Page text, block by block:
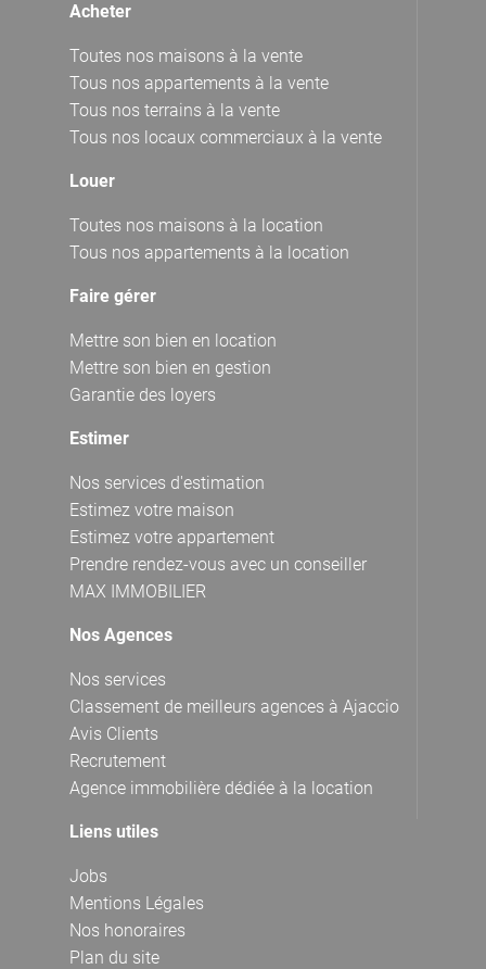
Acheter
Toutes nos maisons à la vente
Tous nos appartements à la vente
Tous nos terrains à la vente
Tous nos locaux commerciaux à la vente
Louer
Toutes nos maisons à la location
Tous nos appartements à la location
Faire gérer
Mettre son bien en location
Mettre son bien en gestion
Garantie des loyers
Estimer
Nos services d'estimation
Estimez votre maison
Estimez votre appartement
Prendre rendez-vous avec un conseiller
MAX IMMOBILIER
Nos Agences
Nos services
Classement de meilleurs agences à Ajaccio
Avis Clients
Recrutement
Agence immobilière dédiée à la location
Liens utiles
Jobs
Mentions Légales
Nos honoraires
Plan du site